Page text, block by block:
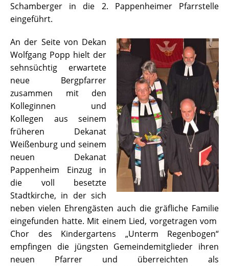
Schamberger in die 2. Pappenheimer Pfarrstelle
eingeführt.
An der Seite von Dekan
Wolfgang Popp hielt der
sehnsüchtig erwartete
neue Bergpfarrer
zusammen mit den
Kolleginnen und
Kollegen aus seinem
früheren Dekanat
Weißenburg und seinem
neuen Dekanat
Pappenheim Einzug in
die voll besetzte
Stadtkirche, in der sich
neben vielen Ehrengästen auch die gräfliche Familie
eingefunden hatte. Mit einem Lied, vorgetragen vom
Chor des Kindergartens „Unterm Regenbogen“
empfingen die jüngsten Gemeindemitglieder ihren
neuen Pfarrer und überreichten als